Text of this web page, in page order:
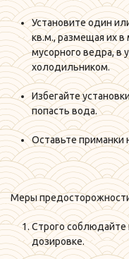
Установите один
кв.м., размещая их в
мусорного ведра, в
холодильником.
Избегайте
попасть вода.
Оставьте приманки
Меры
Строго
дозировке.